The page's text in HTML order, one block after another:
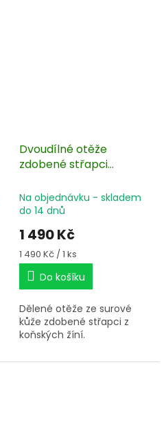
Dvoudílné otěže
zdobené střapci
Na objednávku - skladem
do 14 dnů
1 490 Kč
Měrná
cena:
1 490 Kč / 1 ks
Do košíku
Dělené otěže ze surové
kůže zdobené střapci z
koňských žíní.